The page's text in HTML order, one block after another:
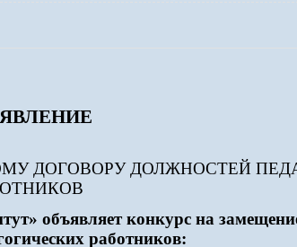
ДОГОВОРУ ДОЛЖНОСТЕЙ
объявляет конкурс на
работников: